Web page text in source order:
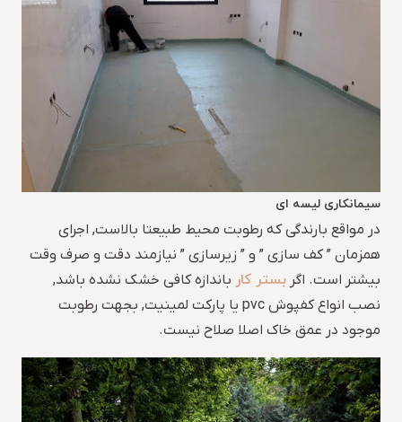
سیمانکاری لیسه ای
در مواقع بارندگی که رطوبت محیط طبیعتا بالاست, اجرای
همزمان ” کف سازی ” و ” زیرسازی ” نیازمند دقت و صرف وقت
بیشتر است. اگر بستر کار باندازه کافی خشک نشده باشد,
نصب انواع کفپوش pvc یا پارکت لمینیت, بجهت رطوبت
موجود در عمق خاک اصلا صلاح نیست.